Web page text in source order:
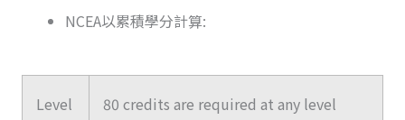
NCEA以累積學分計算:
Level
80 credits are required at any level